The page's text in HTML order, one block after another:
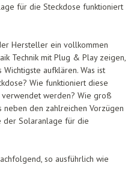
für die Steckdose funktioniert
Hersteller ein vollkommen
Technik mit Plug & Play zeigen,
aufklären. Was ist
Wie funktioniert diese
verwendet werden? Wie groß
neben den zahlreichen Vorzügen
der Solaranlage für die
so ausführlich wie